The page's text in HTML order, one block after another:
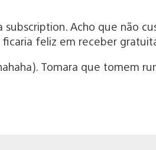
Acho que não
ficaria feliz em receber
Tomara que tomem